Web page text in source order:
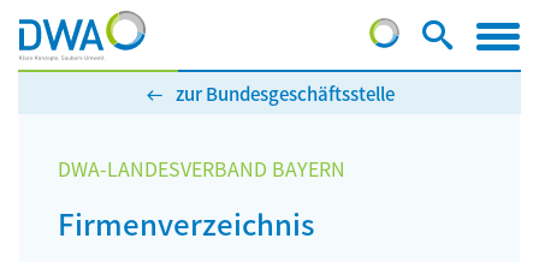
zur Bundesgeschäftsstelle
DWA-LANDESVERBAND BAYERN
Firmenverzeichnis